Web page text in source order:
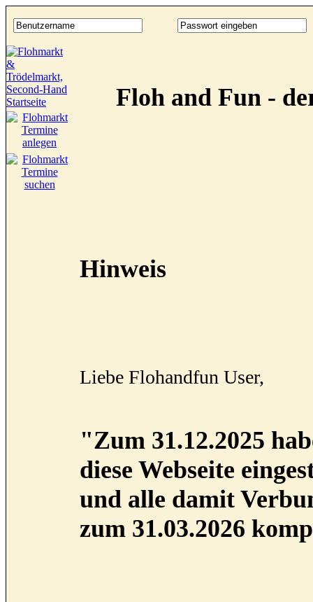
Floh and Fun -
Hinweis
Liebe Flohandfun User,
"Zum 31.12.2025
diese Webseite
und alle damit
zum 31.03.2026